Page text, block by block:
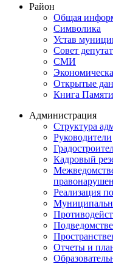
Район
Общая
Символика
Устав
Совет
СМИ
Открытые
Книга Памяти
Администрация
Структура
Руководители
Кадровый
Реализация
Отчеты и